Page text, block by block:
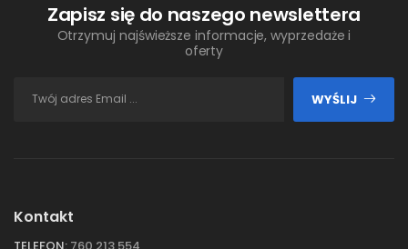
Zapisz się do naszego newslettera
Otrzymuj najświeższe informacje, wyprzedaże i
oferty
WYŚLIJ
Kontakt
TELEFON: 760 213 554